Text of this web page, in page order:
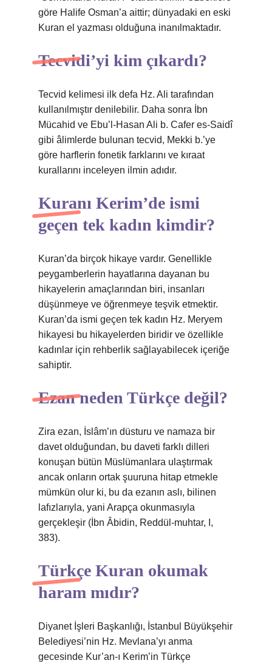
göre Halife Osman’a aittir; dünyadaki en eski
Kuran el yazması olduğuna inanılmaktadır.
Tecvidi’yi kim çıkardı?
Tecvid kelimesi ilk defa Hz. Ali tarafından
kullanılmıştır denilebilir. Daha sonra İbn
Mücahid ve Ebu’l-Hasan Ali b. Cafer es-Saidî
gibi âlimlerde bulunan tecvid, Mekki b.’ye
göre harflerin fonetik farklarını ve kıraat
kurallarını inceleyen ilmin adıdır.
Kuranı Kerim’de ismi
geçen tek kadın kimdir?
Kuran’da birçok hikaye vardır. Genellikle
peygamberlerin hayatlarına dayanan bu
hikayelerin amaçlarından biri, insanları
düşünmeye ve öğrenmeye teşvik etmektir.
Kuran’da ismi geçen tek kadın Hz. Meryem
hikayesi bu hikayelerden biridir ve özellikle
kadınlar için rehberlik sağlayabilecek içeriğe
sahiptir.
Ezan neden Türkçe değil?
Zira ezan, İslâm’ın düsturu ve namaza bir
davet olduğundan, bu daveti farklı dilleri
konuşan bütün Müslümanlara ulaştırmak
ancak onların ortak şuuruna hitap etmekle
mümkün olur ki, bu da ezanın aslı, bilinen
lafızlarıyla, yani Arapça okunmasıyla
gerçekleşir (İbn Âbidin, Reddül-muhtar, I,
383).
Türkçe Kuran okumak
haram mıdır?
Diyanet İşleri Başkanlığı, İstanbul Büyükşehir
Belediyesi’nin Hz. Mevlana’yı anma
gecesinde Kur’an-ı Kerim’in Türkçe